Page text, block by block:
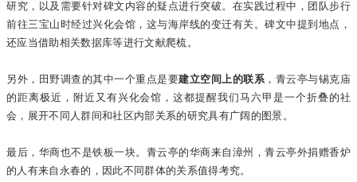
研究，以及需要针对碑文内容的疑点进行突破。在实践过程中，团队步行
前往三宝山时经过兴化会馆，这与海岸线的变迁有关。碑文中提到地点，
还应当借助相关数据库等进行文献爬梳。
另外，田野调查的其中一个重点是要建立空间上的联系 ，青云亭与锡克庙
的距离极近，附近又有兴化会馆，这都提醒我们马六甲是一个折叠的社
会，展开不同人群间和社区内部关系的研究具有广阔的图景。
最后，华商也不是铁板一块。青云亭的华商来自漳州，青云亭外捐赠香炉
的人有来自永春的，因此不同群体的关系值得考究。